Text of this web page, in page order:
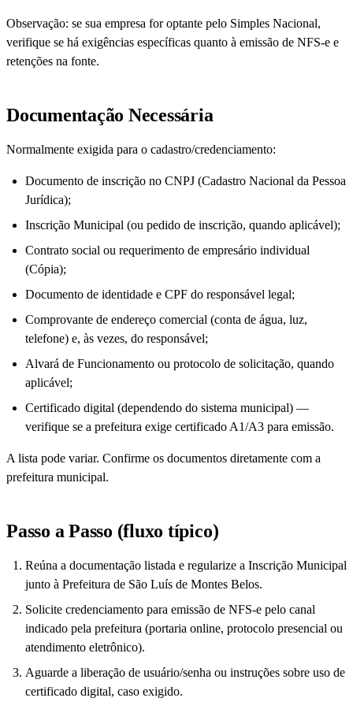
Observação: se sua empresa for optante pelo Simples Nacional,
verifique se há exigências específicas quanto à emissão de NFS-e e
retenções na fonte.
Documentação Necessária
Normalmente exigida para o cadastro/credenciamento:
Documento de inscrição no CNPJ (Cadastro Nacional da Pessoa
Jurídica);
Inscrição Municipal (ou pedido de inscrição, quando aplicável);
Contrato social ou requerimento de empresário individual
(Cópia);
Documento de identidade e CPF do responsável legal;
Comprovante de endereço comercial (conta de água, luz,
telefone) e, às vezes, do responsável;
Alvará de Funcionamento ou protocolo de solicitação, quando
aplicável;
Certificado digital (dependendo do sistema municipal) —
verifique se a prefeitura exige certificado A1/A3 para emissão.
A lista pode variar. Confirme os documentos diretamente com a
prefeitura municipal.
Passo a Passo (fluxo típico)
Reúna a documentação listada e regularize a Inscrição Municipal
junto à Prefeitura de São Luís de Montes Belos.
Solicite credenciamento para emissão de NFS-e pelo canal
indicado pela prefeitura (portaria online, protocolo presencial ou
atendimento eletrônico).
Aguarde a liberação de usuário/senha ou instruções sobre uso de
certificado digital, caso exigido.